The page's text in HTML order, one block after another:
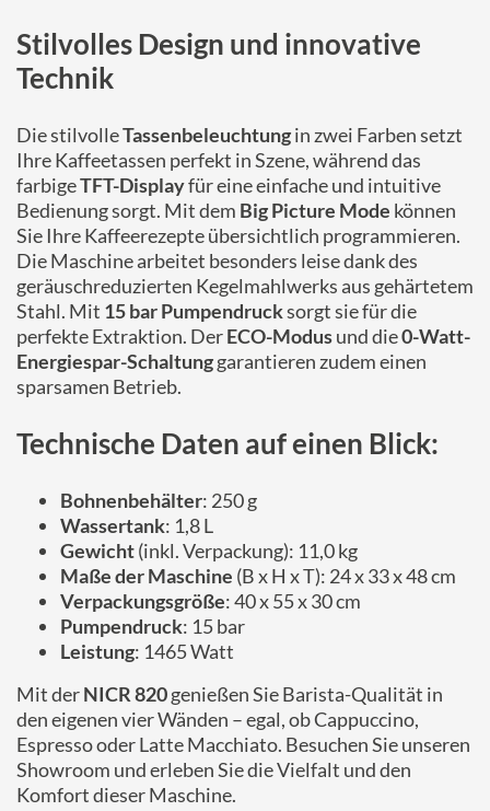
Stilvolles Design und innovative
Technik
Die stilvolleTassenbeleuchtungin zwei Farben setzt
Ihre Kaffeetassen perfekt in Szene, während das
farbigeTFT-Displayfür eine einfache und intuitive
Bedienung sorgt. Mit dem Big Picture Mode können
Sie Ihre Kaffeerezepte übersichtlich programmieren.
Die Maschine arbeitet besonders leise dank des
geräuschreduzierten Kegelmahlwerks aus gehärtetem
Stahl. Mit 15 bar Pumpendrucksorgt sie für die
perfekte Extraktion. DerECO-Modusund die0-Watt-
Energiespar-Schaltunggarantieren zudem einen
sparsamen Betrieb.
Technische Daten auf einen Blick:
Bohnenbehälter: 250 g
Wassertank: 1,8 L
Gewicht(inkl. Verpackung): 11,0 kg
Maße der Maschine (B x H x T): 24 x 33 x 48 cm
Verpackungsgröße: 40 x 55 x 30 cm
Pumpendruck: 15 bar
Leistung: 1465 Watt
Mit derNICR 820genießen Sie Barista-Qualität in
den eigenen vier Wänden – egal, ob Cappuccino,
Espresso oder Latte Macchiato. Besuchen Sie unseren
Showroom und erleben Sie die Vielfalt und den
Komfort dieser Maschine.